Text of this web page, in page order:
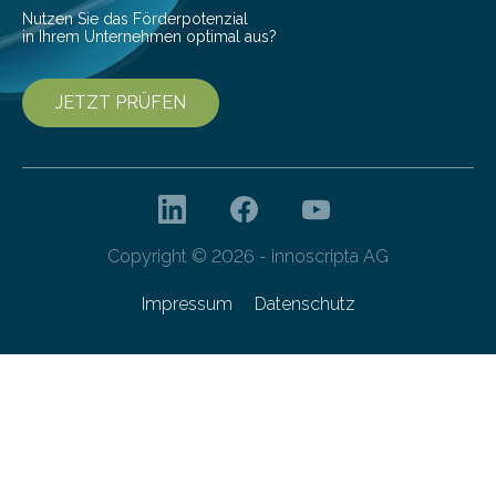
Nutzen Sie das Förderpotenzial
in Ihrem Unternehmen optimal aus?
JETZT PRÜFEN
Copyright © 2026 - innoscripta AG
Impressum Datenschutz